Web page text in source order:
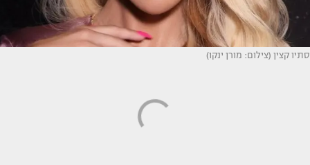
סתיו קצין (צילום: מורן ינקו)